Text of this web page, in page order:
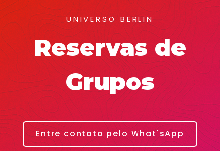
UNIVERSO BERLIN
Reservas de
Grupos
Entre contato pelo What'sApp